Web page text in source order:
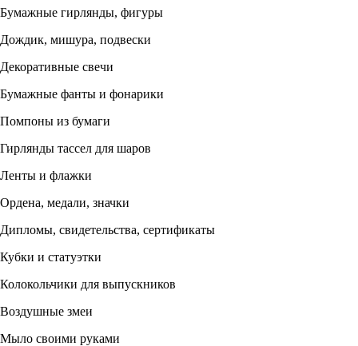
Бумажные гирлянды, фигуры
Дождик, мишура, подвески
Декоративные свечи
Бумажные фанты и фонарики
Помпоны из бумаги
Гирлянды тассел для шаров
Ленты и флажки
Ордена, медали, значки
Дипломы, свидетельства, сертификаты
Кубки и статуэтки
Колокольчики для выпускников
Воздушные змеи
Мыло своими руками